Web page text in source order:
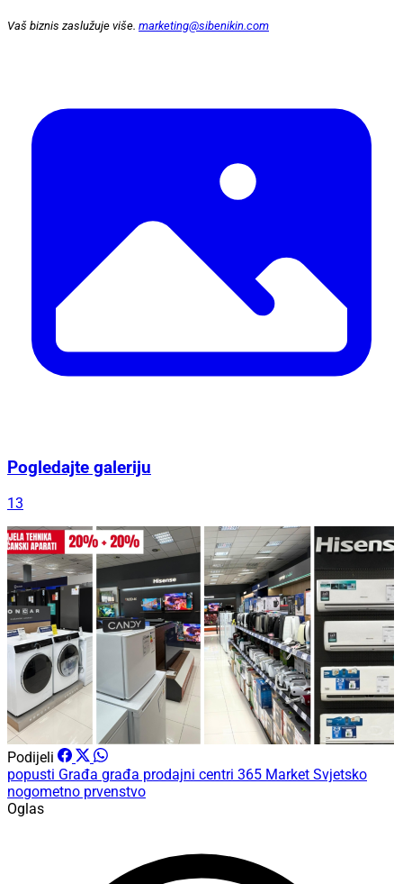
Vaš biznis zaslužuje više. marketing@sibenikin.com
Pogledajte galeriju
13
Podijeli
popusti Građa građa prodajni centri 365 Market Svjetsko
nogometno prvenstvo
Oglas